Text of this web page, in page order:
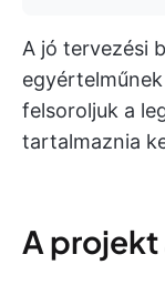
A jó tervezési
felsoroljuk a
tartalmaznia
A